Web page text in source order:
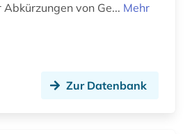
von Ge... Mehr
Zur Datenbank